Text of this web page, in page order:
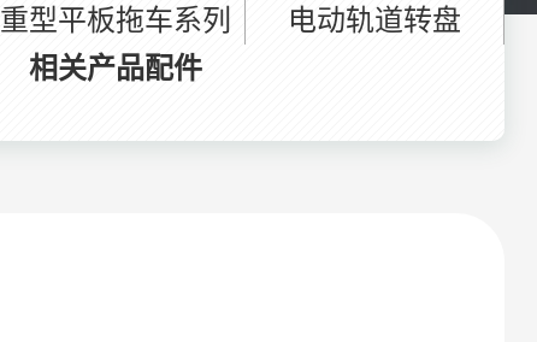
重型平板拖车系列
电动轨道转盘
相关产品配件